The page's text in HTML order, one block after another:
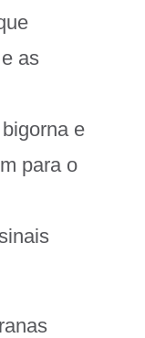
as
e
para o